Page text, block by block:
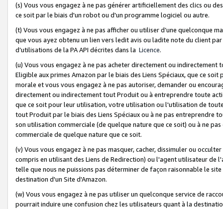
(s) Vous vous engagez à ne pas générer artificiellement des clics ou
ce soit par le biais d'un robot ou d'un programme logiciel ou autre.
(t) Vous vous engagez à ne pas afficher ou utiliser d’une quelconque
que vous ayez obtenu un lien vers ledit avis ou ladite note du client
d’utilisations de la PA API décrites dans la Licence.
(u) Vous vous engagez à ne pas acheter directement ou
Eligible aux primes Amazon par le biais des Liens Spéciaux, que ce
morale et vous vous engagez à ne pas autoriser, demander ou
directement ou indirectement tout Produit ou à entreprendre toute
que ce soit pour leur utilisation, votre utilisation ou l'utilisation de
tout Produit par le biais des Liens Spéciaux ou à ne pas entreprendre
son utilisation commerciale (de quelque nature que ce soit) ou à ne
commerciale de quelque nature que ce soit.
(v) Vous vous engagez à ne pas masquer, cacher, dissimuler ou
compris en utilisant des Liens de Redirection) ou l'agent utilisateur
telle que nous ne puissions pas déterminer de façon raisonnable le
destination d'un Site d'Amazon.
(w) Vous vous engagez à ne pas utiliser un quelconque service de
pourrait induire une confusion chez les utilisateurs quant à la